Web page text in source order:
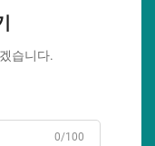
습니다.
0/100